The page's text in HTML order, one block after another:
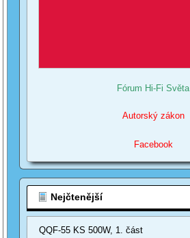
Fórum Hi-Fi Světa
Autorský zákon
Facebook
Nejčtenější
QQF-55 KS 500W, 1. část